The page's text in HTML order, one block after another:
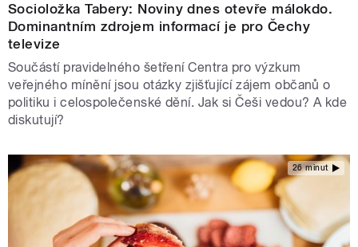
Socioložka Tabery: Noviny dnes otevře málokdo.
Dominantním zdrojem informací je pro Čechy
televize
Součástí pravidelného šetření Centra pro výzkum
veřejného mínění jsou otázky zjišťující zájem občanů o
politiku i celospolečenské dění. Jak si Češi vedou? A kde
diskutují?
26 minut